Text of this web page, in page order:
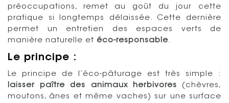
préoccupations, remet au goût du jour cette
pratique si longtemps délaissée. Cette dernière
permet un entretien des espaces verts de
manière naturelle et éco-responsable.
Le principe :
Le principe de l’éco-pâturage est très simple :
laisser paître des animaux herbivores (chèvres,
moutons, ânes et même vaches) sur une surface